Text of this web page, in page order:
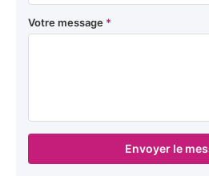
Votre message *
Envoyer le